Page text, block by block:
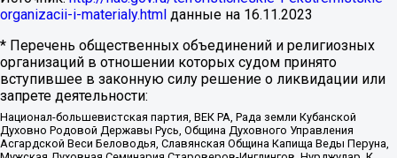
organizacii-i-materialy.html данные на 16.11.2023
* Перечень общественных объединений и религиозных
организаций в отношении которых судом принято
вступившее в законную силу решение о ликвидации или
запрете деятельности:
Национал-большевистская партия, ВЕК РА, Рада земли Кубанской
Духовно Родовой Державы Русь, Община Духовного Управления
Асгардской Веси Беловодья, Славянская Община Капища Веды Перуна,